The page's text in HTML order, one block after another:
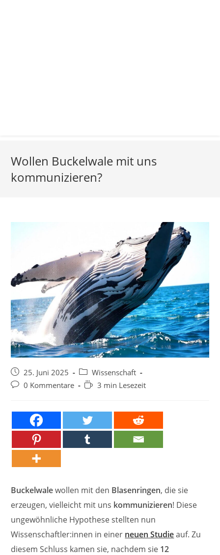
Wollen Buckelwale mit uns
kommunizieren?
Beitrag
veröffentlicht:
25. Juni 2025
Beitrags-
Kategorie:
Wissenschaft
Beitrags-
0 Kommentare Lesedauer:
3 min Lesezeit
Buckelwalewollen mit den Blasenringen, die sie
erzeugen, vielleicht mit uns kommunizieren! Diese
ungewöhnliche Hypothese stellten nun
Wissenschaftler:innen in einer neuen Studieauf. Zu
diesem Schluss kamen sie, nachdem sie 12